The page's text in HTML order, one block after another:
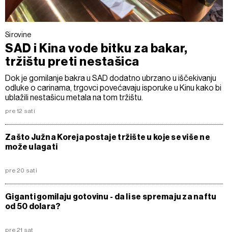
Sirovine
SAD i Kina vode bitku za bakar,
tržištu preti nestašica
Dok je gomilanje bakra u SAD dodatno ubrzano u iščekivanju
odluke o carinama, trgovci povećavaju isporuke u Kinu kako bi
ublažili nestašicu metala na tom tržištu.
pre 12 sati
Zašto Južna Koreja postaje tržište u koje se više ne
može ulagati
pre 20 sati
Giganti gomilaju gotovinu - da li se spremaju za naftu
od 50 dolara?
pre 21 sat